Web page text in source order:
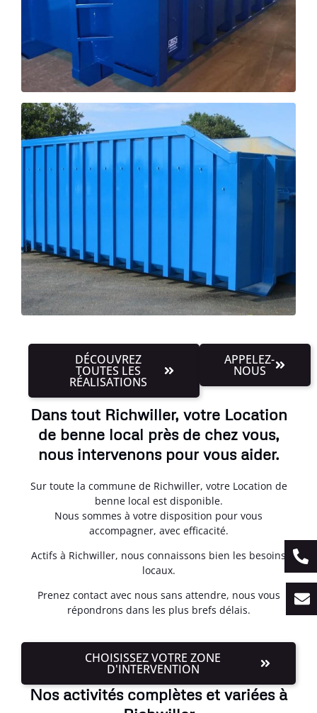
DÉCOUVREZ
TOUTES LES
RÉALISATIONS
APPELEZ-
NOUS
Dans tout Richwiller, votre Location
de benne local près de chez vous,
nous intervenons pour vous aider.
Sur toute la commune de Richwiller, votre Location de
benne local est disponible.
Nous sommes à votre disposition pour vous
accompagner, avec efficacité.
Actifs à Richwiller, nous connaissons bien les besoins
locaux.
Prenez contact avec nous sans attendre, nous vous
répondrons dans les plus brefs délais.
CHOISISSEZ VOTRE ZONE
D'INTERVENTION
Nos activités complètes et variées à